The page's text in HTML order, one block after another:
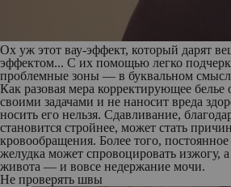
Ох уж этот вау-эффект, который дарят
эффектом... С их помощью легко
проблемные зоны — в буквальном
Как разовая мера корректирующее белье
своими задачами и не наносит вреда
носить его нельзя. Сдавливание,
становится стройнее, может стать
кровообращения. Более того,
желудка может спровоцировать изжогу,
живота — и вовсе недержание мочи.
Не проверять швы